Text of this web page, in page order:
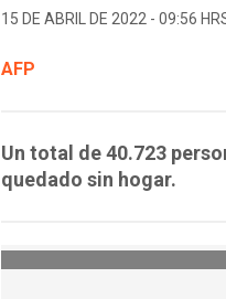
15 DE ABRIL DE 2022 - 09:56
AFP
Un total de 40.723
quedado sin hogar.